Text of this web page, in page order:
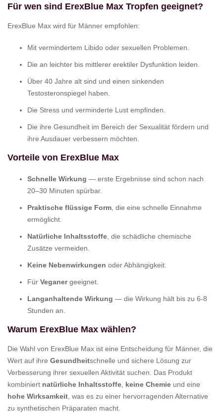
Für wen sind ErexBlue Max Tropfen geeignet?
ErexBlue Max wird für Männer empfohlen:
Mit vermindertem Libido oder sexuellen Problemen.
Die an leichter bis mittlerer erektiler Dysfunktion leiden.
Über 40 Jahre alt sind und einen sinkenden
Testosteronspiegel haben.
Die Stress und verminderte Lust empfinden.
Die ihre Gesundheit im Bereich der Sexualität fördern und
ihre Ausdauer verbessern möchten.
Vorteile von ErexBlue Max
Schnelle Wirkung — erste Ergebnisse sind schon nach
20–30 Minuten spürbar.
Praktische flüssige Form , die eine schnelle Einnahme
ermöglicht.
Natürliche Inhaltsstoffe , die schädliche chemische
Zusätze vermeiden.
Keine Nebenwirkungen oder Abhängigkeit.
Für Veganergeeignet.
Langanhaltende Wirkung — die Wirkung hält bis zu 6-8
Stunden an.
Warum ErexBlue Max wählen?
Die Wahl von ErexBlue Max ist eine Entscheidung für Männer, die
Wert auf ihre Gesundheitschnelle und sichere Lösung zur
Verbesserung ihrer sexuellen Aktivität suchen. Das Produkt
kombiniert natürliche Inhaltsstoffe keine Chemie und eine
hohe Wirksamkeit , was es zu einer hervorragenden Alternative
zu synthetischen Präparaten macht.